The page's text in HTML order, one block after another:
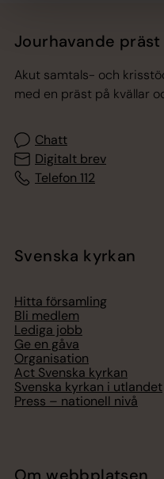
Jourhavande präst
Akut samtals- och
med en präst på kvällar
Chatt
Digitalt brev
Telefon 112
Svenska kyrkan
Hitta församling
Bli medlem
Lediga jobb
Ge en gåva
Organisation
Act Svenska kyrkan
Svenska kyrkan i utlandet
Press – nationell nivå